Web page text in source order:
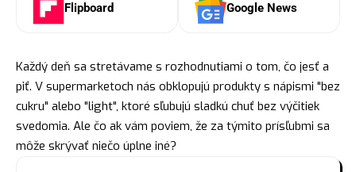
Flipboard Google News
Každý deň sa stretávame s rozhodnutiami o tom, čo jesť a
piť. V supermarketoch nás obklopujú produkty s nápismi "bez
cukru" alebo "light", ktoré sľubujú sladkú chuť bez výčitiek
svedomia. Ale čo ak vám poviem, že za týmito prísľubmi sa
môže skrývať niečo úplne iné?